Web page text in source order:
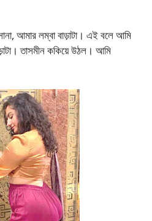
আমার লম্বা বাড়াটা। এই বলে আমি
তাসমীন ককিয়ে উঠল। আমি